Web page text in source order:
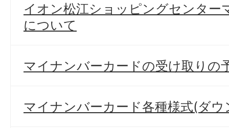
イオン松江ショッピングセンター
について
マイナンバーカードの受け取りの
マイナンバーカード各種様式(ダウ